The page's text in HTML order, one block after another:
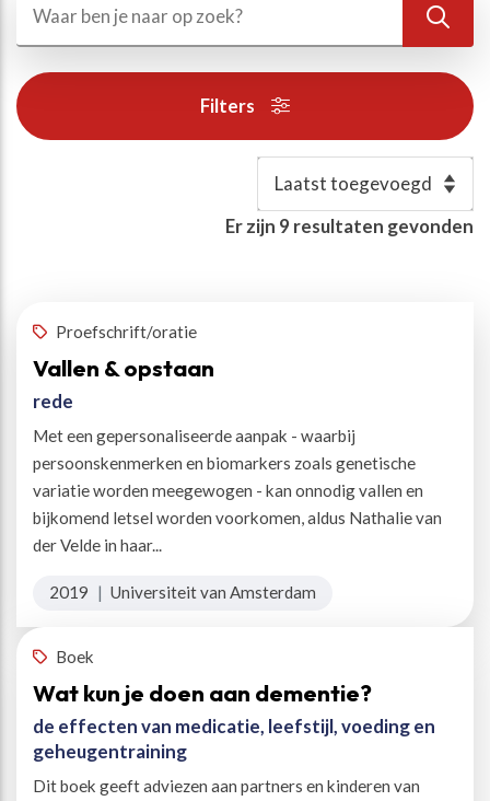
Filters
Er zijn 9resultaten gevonden
Proefschrift/oratie
Vallen & opstaan
rede
Met een gepersonaliseerde aanpak - waarbij
persoonskenmerken en biomarkers zoals genetische
variatie worden meegewogen - kan onnodig vallen en
bijkomend letsel worden voorkomen, aldus Nathalie van
der Velde in haar...
2019 | Universiteit van Amsterdam
Boek
Wat kun je doen aan dementie?
de effecten van medicatie, leefstijl, voeding en
geheugentraining
Dit boek geeft adviezen aan partners en kinderen van